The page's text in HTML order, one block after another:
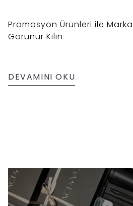
Promosyon Ürünleri ile
Görünür Kılın
DEVAMINI OKU